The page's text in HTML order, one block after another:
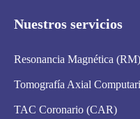
Nuestros servicios
Resonancia Magnética (RM)
Tomografía Axial
TAC Coronario (CAR)